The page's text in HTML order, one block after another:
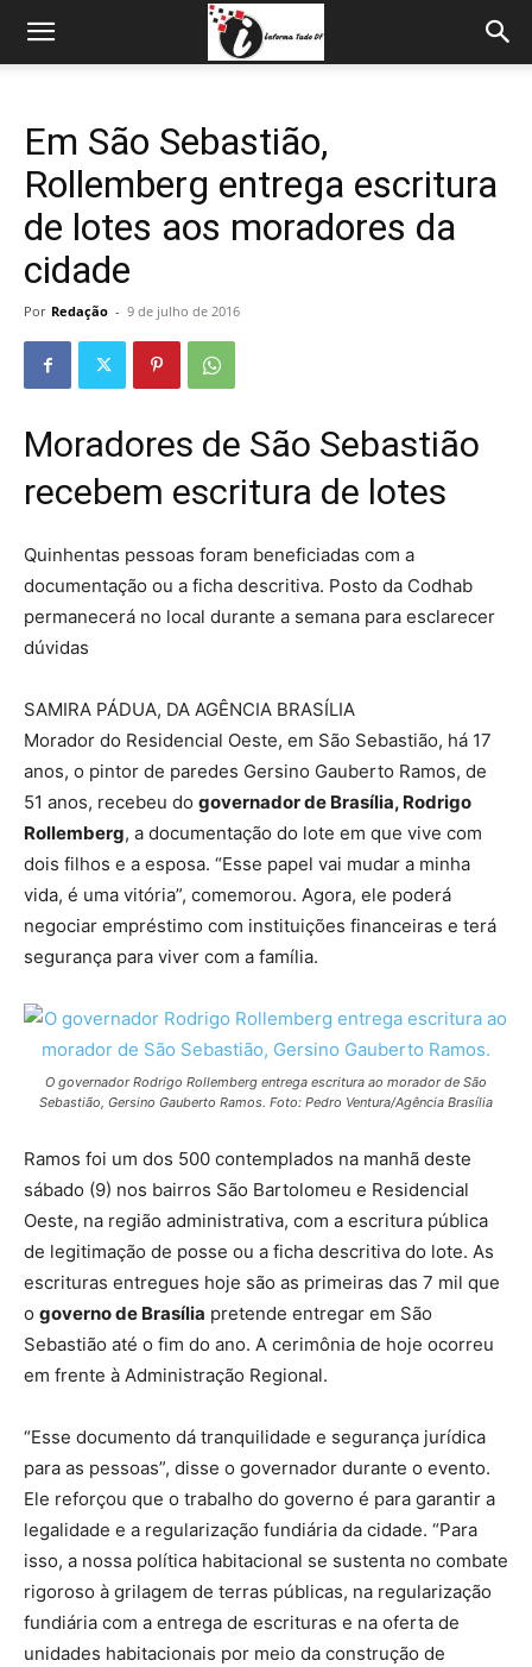
Em São Sebastião,
Rollemberg entrega escritura
de lotes aos moradores da
cidade
Por Redação - 9 de julho de 2016
Moradores de São Sebastião
recebem escritura de lotes
Quinhentas pessoas foram beneficiadas com a
documentação ou a ficha descritiva. Posto da Codhab
permanecerá no local durante a semana para esclarecer
dúvidas
SAMIRA PÁDUA, DA AGÊNCIA BRASÍLIA
Morador do Residencial Oeste, em São Sebastião, há 17
anos, o pintor de paredes Gersino Gauberto Ramos, de
51 anos, recebeu do governador de Brasília, Rodrigo
Rollemberg, a documentação do lote em que vive com
dois filhos e a esposa. “Esse papel vai mudar a minha
vida, é uma vitória”, comemorou. Agora, ele poderá
negociar empréstimo com instituições financeiras e terá
segurança para viver com a família.
O governador Rodrigo Rollemberg entrega escritura ao morador de São
Sebastião, Gersino Gauberto Ramos. Foto: Pedro Ventura/Agência Brasília
Ramos foi um dos 500 contemplados na manhã deste
sábado (9) nos bairros São Bartolomeu e Residencial
Oeste, na região administrativa, com a escritura pública
de legitimação de posse ou a ficha descritiva do lote. As
escrituras entregues hoje são as primeiras das 7 mil que
o governo de Brasília pretende entregar em São
Sebastião até o fim do ano. A cerimônia de hoje ocorreu
em frente à Administração Regional.
“Esse documento dá tranquilidade e segurança jurídica
para as pessoas”, disse o governador durante o evento.
Ele reforçou que o trabalho do governo é para garantir a
legalidade e a regularização fundiária da cidade. “Para
isso, a nossa política habitacional se sustenta no combate
rigoroso à grilagem de terras públicas, na regularização
fundiária com a entrega de escrituras e na oferta de
unidades habitacionais por meio da construção de